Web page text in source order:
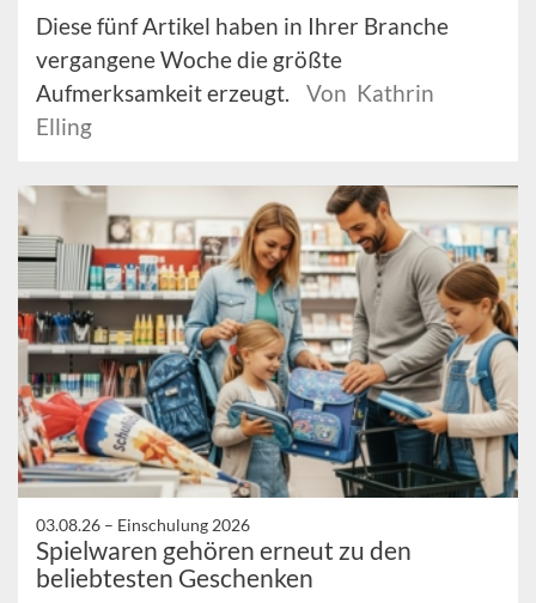
Diese fünf Artikel haben in Ihrer Branche
vergangene Woche die größte
Aufmerksamkeit erzeugt.
Von Kathrin
Elling
03.08.26 – Einschulung 2026
Spielwaren gehören erneut zu den
beliebtesten Geschenken